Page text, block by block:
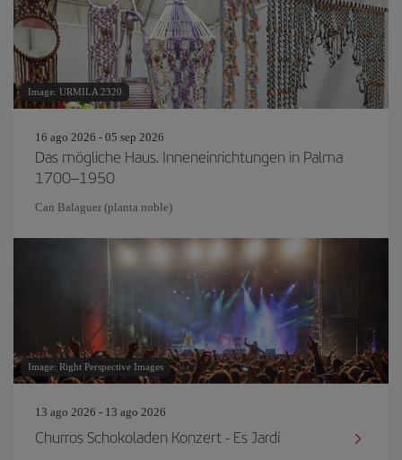
Image: URMILA 2320
16 ago 2026 - 05 sep 2026
Das mögliche Haus. Inneneinrichtungen in Palma
1700–1950
Can Balaguer (planta noble)
Image: Right Perspective Images
13 ago 2026 - 13 ago 2026
Churros Schokoladen Konzert - Es Jardí